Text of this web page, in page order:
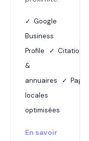
✓ Google
Business
Profile ✓ Citations
&
annuaires ✓ Pages
locales
optimisées
En savoir